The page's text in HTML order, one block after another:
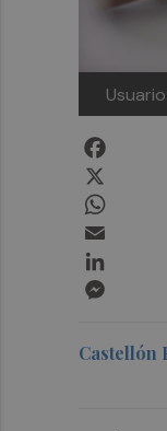
Castellón